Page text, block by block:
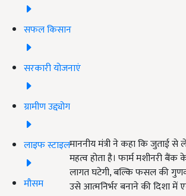
सफल किसान
सरकारी योजनाएं
ग्रामीण उद्द्योग
लाइफ स्टाइल
मौसम
माननीय मंत्री ने कहा कि जुताई
महत्व होता है। फार्म मशीनरी
लागत घटेगी, बल्कि फसल की
उसे आत्मनिर्भर बनाने की दिशा